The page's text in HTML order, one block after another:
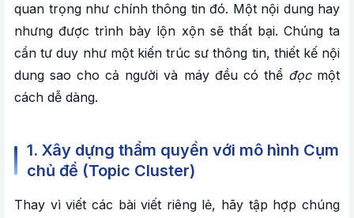
quan trọng như chính thông tin đó. Một nội dung hay
nhưng được trình bày lộn xộn sẽ thất bại. Chúng ta
cần tư duy như một kiến trúc sư thông tin, thiết kế nội
dung sao cho cả người và máy đều có thể đọcmột
cách dễ dàng.
1. Xây dựng thẩm quyền với mô hình Cụm
chủ đề (Topic Cluster)
Thay vì viết các bài viết riêng lẻ, hãy tập hợp chúng